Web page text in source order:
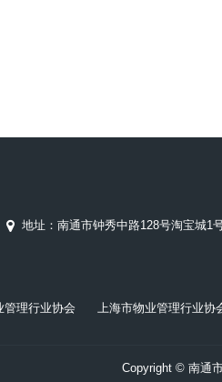
地址：南通市钟秀中路128号淘宝城1
管理行业协会 上海市物业管理行业协
Copyright © 南通